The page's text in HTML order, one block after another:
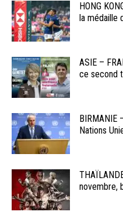
HONG
la médaille
ASIE –
ce second
BIRMANIE
Nations
novembre,